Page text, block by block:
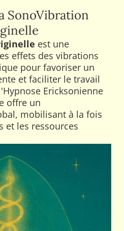
SonoVibration
est une
effets des vibrations
pour favoriser un
et faciliter le travail
Ericksonienne
offre un
mobilisant à la fois
et les ressources